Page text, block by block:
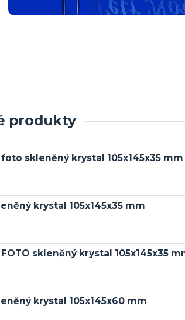
produkty
foto skleněný krystal 105x145x35 mm
krystal 105x145x35 mm
skleněný krystal 105x145x35
krystal 105x145x60 mm